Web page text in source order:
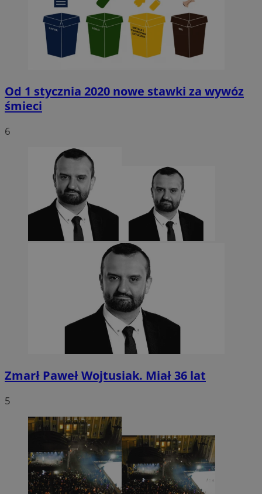
Od 1 stycznia 2020 nowe stawki za wywóz
śmieci
6
Zmarł Paweł Wojtusiak. Miał 36 lat
5